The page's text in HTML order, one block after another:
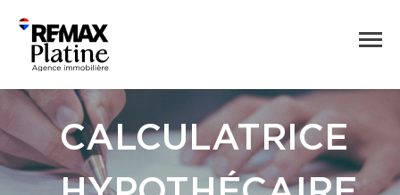
CALCULATRICE